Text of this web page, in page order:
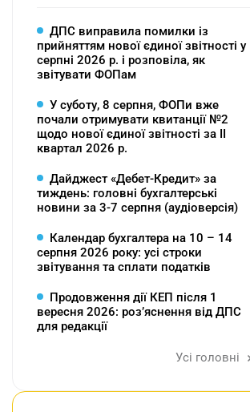
ДПС виправила помилки із
прийняттям нової єдиної звітності у
серпні 2026 р. і розповіла, як
звітувати ФОПам
У суботу, 8 серпня, ФОПи вже
почали отримувати квитанції №2
щодо нової єдиної звітності за ІІ
квартал 2026 р.
Дайджест «Дебет-Кредит» за
тиждень: головні бухгалтерські
новини за 3-7 серпня (аудіоверсія)
Календар бухгалтера на 10 – 14
серпня 2026 року: усі строки
звітування та сплати податків
Продовження дії КЕП після 1
вересня 2026: розʼяснення від ДПС
для редакції
Усі головні